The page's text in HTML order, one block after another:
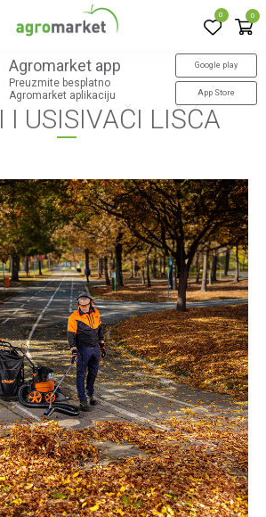
0 0
Agromarket app
Preuzmite besplatno
Agromarket aplikaciju
Google play
App Store
I USISIVAČI LIŠĆA